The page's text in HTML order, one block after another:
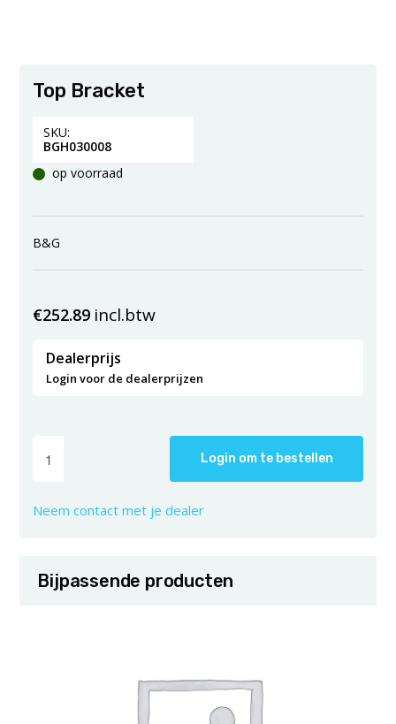
Top Bracket
SKU:
BGH030008
op voorraad
B&G
€252.89 incl.btw
Dealerprijs
Login voor de dealerprijzen
Login om te bestellen
Neem contact met je dealer
Bijpassende producten